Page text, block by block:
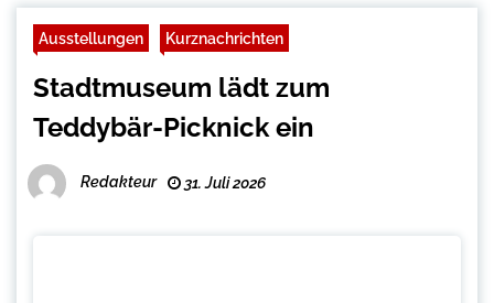
Ausstellungen Kurznachrichten
Stadtmuseum lädt zum
Teddybär-Picknick ein
Redakteur 31. Juli 2026